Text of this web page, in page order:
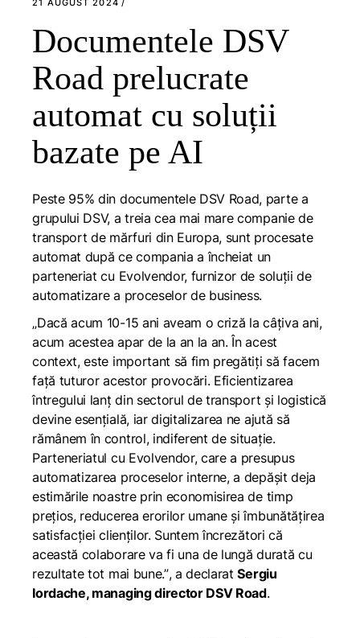
Documentele DSV
Road prelucrate
automat cu soluții
bazate pe AI
Peste 95% din documentele DSV Road, parte a
grupului DSV, a treia cea mai mare companie de
transport de mărfuri din Europa, sunt procesate
automat după ce compania a încheiat un
parteneriat cu Evolvendor, furnizor de soluții de
automatizare a proceselor de business.
„Dacă acum 10-15 ani aveam o criză la câțiva ani,
acum acestea apar de la an la an. În acest
context, este important să fim pregătiți să facem
față tuturor acestor provocări. Eficientizarea
întregului lanț din sectorul de transport și logistică
devine esențială, iar digitalizarea ne ajută să
rămânem în control, indiferent de situație.
Parteneriatul cu Evolvendor, care a presupus
automatizarea proceselor interne, a depășit deja
estimările noastre prin economisirea de timp
prețios, reducerea erorilor umane și îmbunătățirea
satisfacției clienților. Suntem încrezători că
această colaborare va fi una de lungă durată cu
rezultate tot mai bune.”, a declaratSergiu
Iordache, managing director DSV Road.